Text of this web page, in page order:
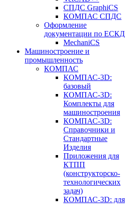
СПДС GraphiCS
КОМПАС СПДС
Оформление
документации по ЕСКД
MechaniCS
Машиностроение и
промышленность
КОМПАС
КОМПАС-3D:
базовый
КОМПАС-3D:
Комплекты для
машиностроения
КОМПАС-3D:
Справочники и
Стандартные
Изделия
Приложения для
КТПП
(конструкторско-
технологических
задач)
КОМПАС-3D: для